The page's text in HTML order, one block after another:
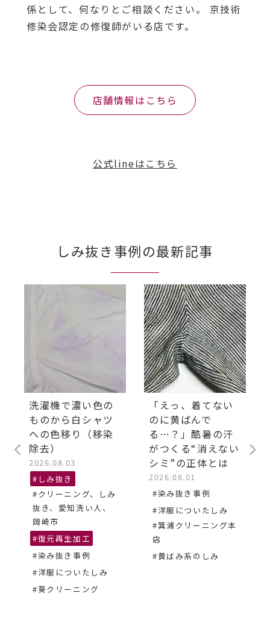
係として、何なりとご相談ください。 京技術
修染会認定の修復師がいる店です。
店舗情報はこちら
公式lineはこちら
しみ抜き事例の最新記事
洗濯機で濃い色の
ものから白シャツ
への色移り（移染
除去）
2026.08.03
#しみ抜き
#クリーニング、しみ
抜き、愛知洗い人、
岡崎市
#復元再生加工
#染み抜き事例
#洋服についたしみ
#葵クリーニング
「えっ、着てない
のに黄ばんで
る…？」酷暑の汗
がつくる“消えない
シミ”の正体とは
2026.08.01
#染み抜き事例
#洋服についたしみ
#箕浦クリーニング本
店
#黄ばみ系のしみ